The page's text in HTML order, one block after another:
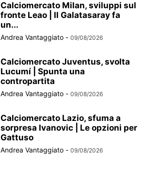
Calciomercato Milan, sviluppi sul
fronte Leao | Il Galatasaray fa
un...
Andrea Vantaggiato - 09/08/2026
Calciomercato Juventus, svolta
Lucumí | Spunta una
contropartita
Andrea Vantaggiato - 09/08/2026
Calciomercato Lazio, sfuma a
sorpresa Ivanovic | Le opzioni per
Gattuso
Andrea Vantaggiato - 09/08/2026